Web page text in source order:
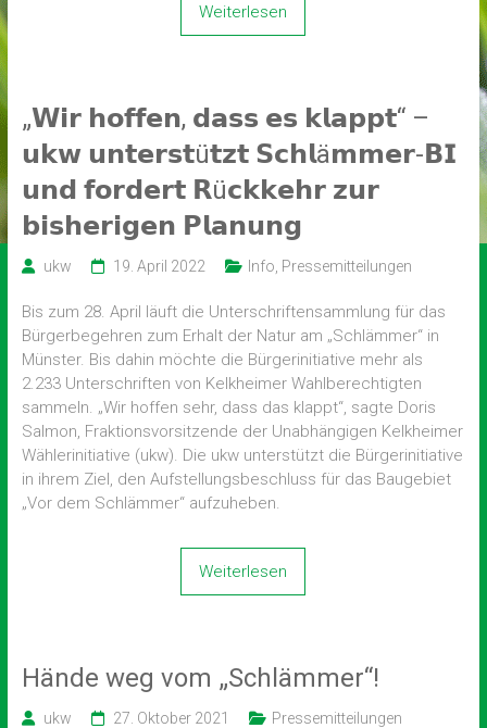
Weiterlesen
„𝗪𝗶𝗿 𝗵𝗼𝗳𝗳𝗲𝗻, 𝗱𝗮𝘀𝘀 𝗲𝘀 𝗸𝗹𝗮𝗽𝗽𝘁“ –
𝘂𝗸𝘄 𝘂𝗻𝘁𝗲𝗿𝘀𝘁ü𝘁𝘇𝘁 𝗦𝗰𝗵𝗹ä𝗺𝗺𝗲𝗿-𝗕𝗜
𝘂𝗻𝗱 𝗳𝗼𝗿𝗱𝗲𝗿𝘁 𝗥ü𝗰𝗸𝗸𝗲𝗵𝗿 𝘇𝘂𝗿
𝗯𝗶𝘀𝗵𝗲𝗿𝗶𝗴𝗲𝗻 𝗣𝗹𝗮𝗻𝘂𝗻𝗴
ukw 19. April 2022 Info Pressemitteilungen
Bis zum 28. April läuft die Unterschriftensammlung für das
Bürgerbegehren zum Erhalt der Natur am „Schlämmer“ in
Münster. Bis dahin möchte die Bürgerinitiative mehr als
2.233 Unterschriften von Kelkheimer Wahlberechtigten
sammeln. „Wir hoffen sehr, dass das klappt“, sagte Doris
Salmon, Fraktionsvorsitzende der Unabhängigen Kelkheimer
Wählerinitiative (ukw). Die ukw unterstützt die Bürgerinitiative
in ihrem Ziel, den Aufstellungsbeschluss für das Baugebiet
„Vor dem Schlämmer“ aufzuheben.
Weiterlesen
Hände weg vom „Schlämmer“!
ukw 27. Oktober 2021 Pressemitteilungen